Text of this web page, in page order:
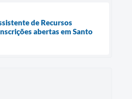
de Recursos
abertas em Santo